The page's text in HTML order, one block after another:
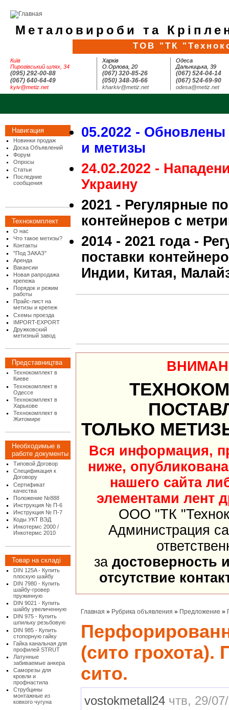
Металовироби та
ТОВ "ТК
Київ
Пирогівський шлях, 34
(095) 292-00-88
(067) 640-64-49
kyiv@metiz.net
Харків
О.Орлова, 20
(067) 320-85-26
(050) 348-36-66
kharkiv@metiz.net
Одеса
Дальницька, 39
(067) 524-04-14
(067) 524-69-90
odesa@metiz.net
Навигация
Новинки продаж
Доска Объявлений
Форум
Опросы
Статьи
Последние
сообщения
Технокомплект
О нас
Что такое метизы?
Контакты
"Под ЗАКАЗ"
Аренда
Вакансии
Новая рапродажа
крепежа
Порядок и режим
работы
Прайс-лист на
метизы и крепеж
Схемы проезда
IMPORT-EXPORT
Дружковский
метизный завод
Представництва
Технокомплект в
Киеве
Технокомплект в
Одессе
Технокомплект в
Харькове
Технокомплект в
Житомире
Необходимые в
работе документы
Типовой Договор
Спецификация к
Договору
Сертификат
качества
Положение №888
Инструкция № П-6
Инструкция № П-7
Коды УКТ ВЭД
Инкотермс 2000 /
Инкотермс 2010
Товар на складі
DIN 125A - Купить
плоскую шайбу
DIN 7980 - Купить
шайбу-гровер
пружинную
DIN 9021 - Купить
шайбу увеличенную
DIN 975 - Купить
шпильку резьбовую
DIN 985 - Купить
стопорную гайку
Гайка канальная для
профилей STRUT
Латунные
забиваемые анкера
Саморезы для
кровли и
профнастила
Струбцины
монтажные из
ковкого чугуна
05.2022 -
и метизы
24.02.2022 -
Украину
2021 - Регулярные
контейнеров с
2014 - 2021 года -
поставки
Индии, Китая,
ТОЛЬКО
Вся информация,
ниже,
нашего сайта
элементами лент
ООО "ТК
Администрация
за достоверность
отсутствие
Главная » Рубрика объявления » Предложение »
(сито грохота).
сито.
vostokmetall24 чтв, 29/